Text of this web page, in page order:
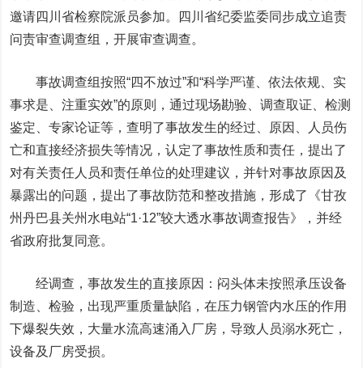
邀请四川省检察院派员参加。四川省纪委监委同步成立追责
问责审查调查组，开展审查调查。
事故调查组按照“四不放过”和“科学严谨、依法依规、实
事求是、注重实效”的原则，通过现场勘验、调查取证、检测
鉴定、专家论证等，查明了事故发生的经过、原因、人员伤
亡和直接经济损失等情况，认定了事故性质和责任，提出了
对有关责任人员和责任单位的处理建议，并针对事故原因及
暴露出的问题，提出了事故防范和整改措施，形成了《甘孜
州丹巴县关州水电站“1·12”较大透水事故调查报告》，并经
省政府批复同意。
经调查，事故发生的直接原因：闷头体未按照承压设备
制造、检验，出现严重质量缺陷，在压力钢管内水压的作用
下爆裂失效，大量水流高速涌入厂房，导致人员溺水死亡，
设备及厂房受损。